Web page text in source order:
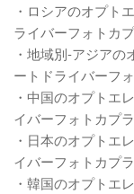
・ロシアのオプト
ライバーフォトカ
・地域別-アジア
ートドライバーフ
・中国のオプトエ
イバーフォトカプ
・日本のオプトエ
イバーフォトカプ
・韓国のオプトエ